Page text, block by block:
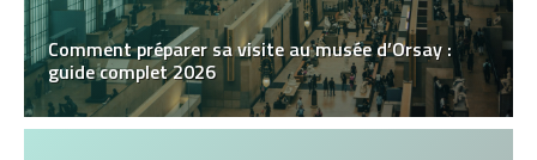
Comment préparer sa visite au musée d’Orsay :
guide complet 2026